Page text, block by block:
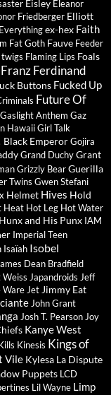
Eisley Eleanor
Friedberger Elliott
ex-hex Faith
Fat Goth Fauve Feeder
Flaming Lips Foals
Franz Ferdinand
Buttons Fucked Up
Future Of
Gaslight Anthem Gaz
HawaiiGirl Talk
Black EmperorGojira
Grand DuchyGrant
Grizzly BearGuerilla
Twins Gwen Stefani
Helmet Hives Hold
Heat Hot Leg Hot Water
Hunx and His Punx IAM
Imperial Teen
Isaïah Isobel
Dean Bradfield
Weiss Japandroids Jeff
Ware Jet Jimmy Eat
John Grant
Josh T. Pearson Joy
Kanye West
Kinesis Kings of
Vile Kylesa La Dispute
Puppets LCD
Lil Wayne Limp